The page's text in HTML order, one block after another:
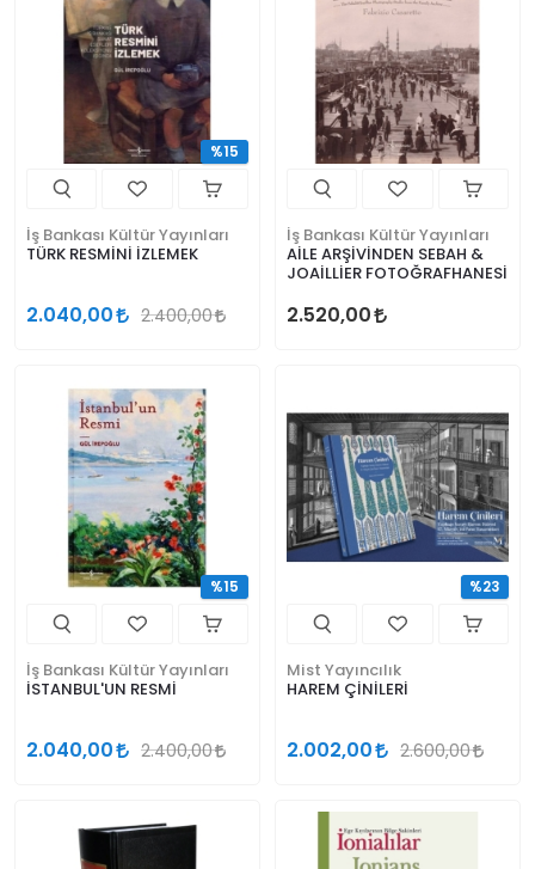
İş Bankası Kültür Yayınları
TÜRK RESMİNİ İZLEMEK
2.040,00 2.400,00
%15
İş Bankası Kültür Yayınları
AİLE ARŞİVİNDEN SEBAH &
JOAİLLİER FOTOĞRAFHANESİ
2.520,00
İş Bankası Kültür Yayınları
İSTANBUL'UN RESMİ
2.040,00 2.400,00
%15
Mist Yayıncılık
HAREM ÇİNİLERİ
2.002,00 2.600,00
%23